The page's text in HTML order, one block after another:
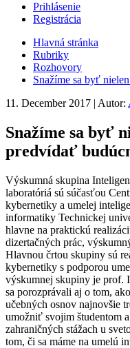
Prihlásenie
Registrácia
Hlavná stránka
Rubriky
Rozhovory
Snažíme sa byť
11. December 2017 | Autor:
Snažíme sa byť
predvídať
Výskumná skupina
laboratóriá sú súčasťou
kybernetiky a umelej
informatiky Technickej
hlavne na praktickú
dizertačných prác,
Hlavnou črtou skupiny sú
kybernetiky s podporou
výskumnej skupiny je prof.
sa porozprávali aj o tom,
učebných osnov najnovšie
umožniť svojim študentom
zahraničných stážach u
tom, či sa máme na umelú